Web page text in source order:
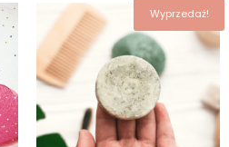
Zakres
cen:
od
50,00 zł
do
300,00 zł
Ten
produkt
Wyprzedaż!
od
do
Ten
ma
Opcje
można